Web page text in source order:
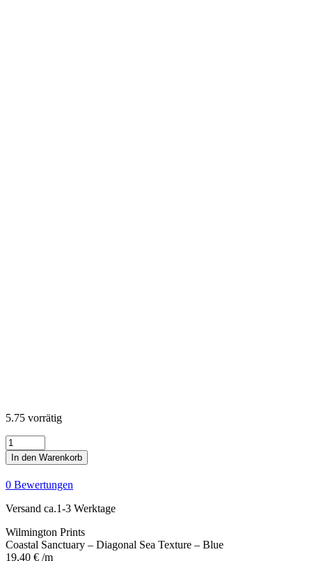
5.75 vorrätig
Coastal
Sanctuary
-
Diagonal
Sea
Texture
Blue
Menge
In den Warenkorb
0 Bewertungen
Versand ca.1-3 Werktage
Wilmington Prints
Coastal Sanctuary – Diagonal Sea Texture – Blue
19,40 € /m